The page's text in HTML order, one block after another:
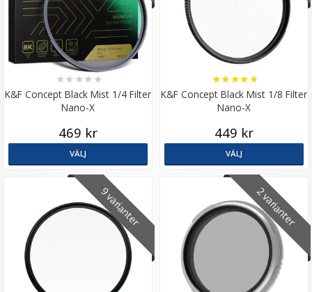
K&F Concept Black Mist 1/4 Filter
Nano-X
★★ ★★ ★
469 kr
VÄLJ
K&F Concept Black Mist 1/8 Filter
Nano-X
★★★★★
449 kr
VÄLJ
9 varianter 2 varianter